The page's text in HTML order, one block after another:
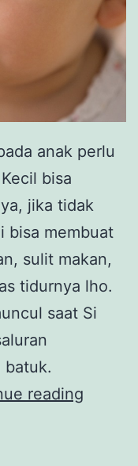
anak perlu
bisa
jika tidak
bisa membuat
sulit makan,
tidurnya lho.
saat Si
batuk.
reading